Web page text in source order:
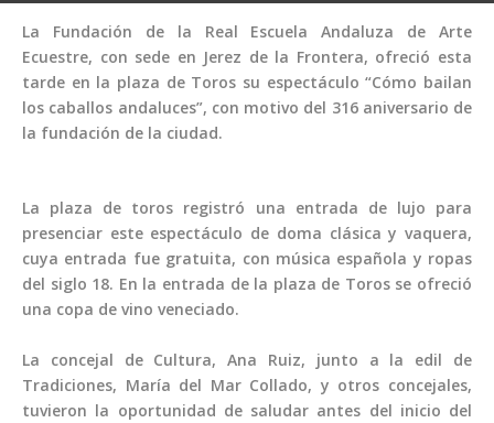
La Fundación de la Real Escuela Andaluza de Arte
Ecuestre, con sede en Jerez de la Frontera, ofreció esta
tarde en la plaza de Toros su espectáculo “Cómo bailan
los caballos andaluces”, con motivo del 316 aniversario de
la fundación de la ciudad.
La plaza de toros registró una entrada de lujo para
presenciar este espectáculo de doma clásica y vaquera,
cuya entrada fue gratuita, con música española y ropas
del siglo 18. En la entrada de la plaza de Toros se ofreció
una copa de vino veneciado.
La concejal de Cultura, Ana Ruiz, junto a la edil de
Tradiciones, María del Mar Collado, y otros concejales,
tuvieron la oportunidad de saludar antes del inicio del